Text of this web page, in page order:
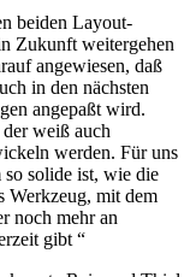
beiden Layout-
Zukunft weitergehen
angewiesen, daß
in den nächsten
angepaßt wird.
weiß auch
werden. Für uns
solide ist, wie die
Werkzeug, mit dem
noch mehr an
gibt “